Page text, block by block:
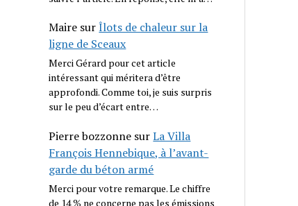
Maire surÎlots de chaleur sur la
ligne de Sceaux
Merci Gérard pour cet article
intéressant qui méritera d’être
approfondi. Comme toi, je suis surpris
sur le peu d’écart entre…
Pierre bozzonne surLa Villa
François Hennebique, à l’avant-
garde du béton armé
Merci pour votre remarque. Le chiffre
de 14 % ne concerne pas les émissions